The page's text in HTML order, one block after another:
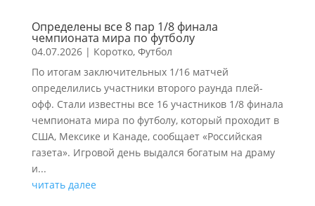
Определены все 8 пар 1/8 финала
чемпионата мира по футболу
04.07.2026| Коротко, Футбол
По итогам заключительных 1/16 матчей
определились участники второго раунда плей-
офф. Стали известны все 16 участников 1/8 финала
чемпионата мира по футболу, который проходит в
США, Мексике и Канаде, сообщает «Российская
газета». Игровой день выдался богатым на драму
и...
читать далее